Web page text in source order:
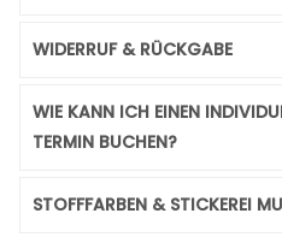
WIDERRUF & RÜCKGABE
WIE KANN ICH EINEN
TERMIN BUCHEN?
STOFFFARBEN & STICKEREI